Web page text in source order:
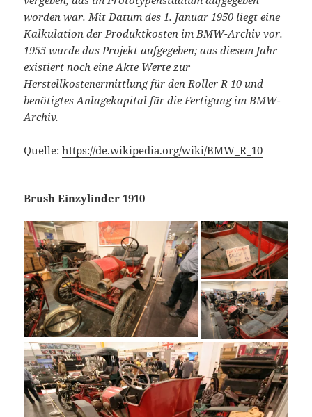
worden war. Mit Datum des 1. Januar 1950 liegt eine
Kalkulation der Produktkosten im BMW-Archiv vor.
1955 wurde das Projekt aufgegeben; aus diesem Jahr
existiert noch eine Akte Werte zur
Herstellkostenermittlung für den Roller R 10 und
benötigtes Anlagekapital für die Fertigung im BMW-
Archiv.
Quelle:https://de.wikipedia.org/wiki/BMW_R_10
Brush Einzylinder 1910